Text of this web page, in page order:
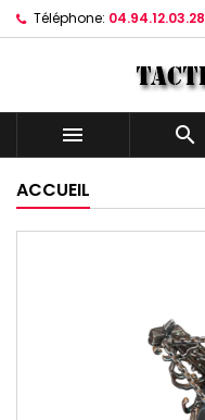
Téléphone: 04.94.12.03.28
 
ACCUEIL